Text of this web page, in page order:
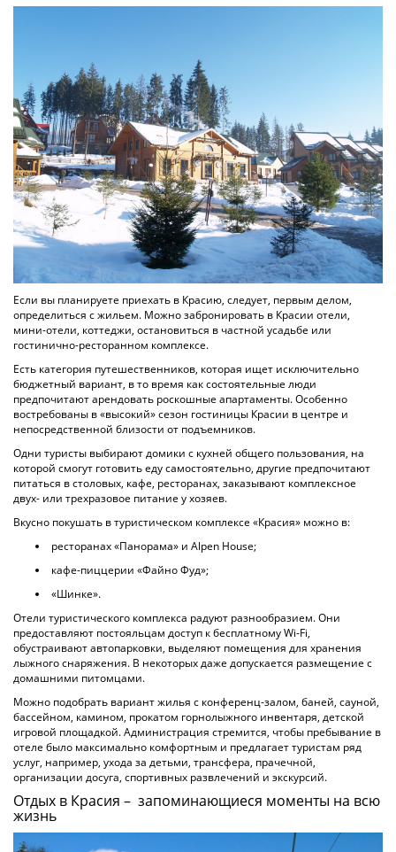
Если вы планируете приехать в Красию, следует, первым делом,
определиться с жильем. Можно забронировать в Красии отели,
мини-отели, коттеджи, остановиться в частной усадьбе или
гостинично-ресторанном комплексе.
Есть категория путешественников, которая ищет исключительно
бюджетный вариант, в то время как состоятельные люди
предпочитают арендовать роскошные апартаменты. Особенно
востребованы в «высокий» сезон гостиницы Красии в центре и
непосредственной близости от подъемников.
Одни туристы выбирают домики с кухней общего пользования, на
которой смогут готовить еду самостоятельно, другие предпочитают
питаться в столовых, кафе, ресторанах, заказывают комплексное
двух- или трехразовое питание у хозяев.
Вкусно покушать в туристическом комплексе «Красия» можно в:
ресторанах «Панорама» и Alpen House;
кафе-пиццерии «Файно Фуд»;
«Шинке».
Отели туристического комплекса радуют разнообразием. Они
предоставляют постояльцам доступ к бесплатному Wi-Fi,
обустраивают автопарковки, выделяют помещения для хранения
лыжного снаряжения. В некоторых даже допускается размещение с
домашними питомцами.
Можно подобрать вариант жилья с конференц-залом, баней, сауной,
бассейном, камином, прокатом горнолыжного инвентаря, детской
игровой площадкой. Администрация стремится, чтобы пребывание в
отеле было максимально комфортным и предлагает туристам ряд
услуг, например, ухода за детьми, трансфера, прачечной,
организации досуга, спортивных развлечений и экскурсий.
Отдых в Красия – запоминающиеся моменты на всю
жизнь